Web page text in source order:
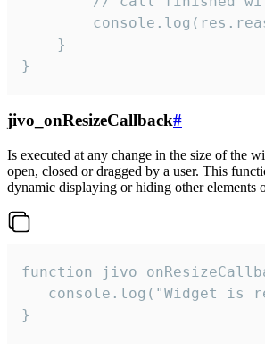
    }
}
jivo_onResizeCallback#
Is executed at any change in the size of the
open, closed or dragged by a user. This
dynamic displaying or hiding other elements
function
console.log("Widget is
}